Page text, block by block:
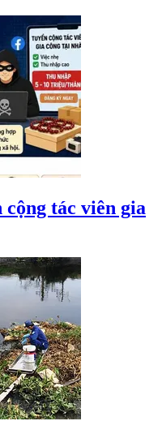
tác viên gia